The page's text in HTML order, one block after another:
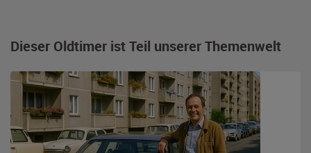
Dieser Oldtimer ist Teil unserer Themenwelt